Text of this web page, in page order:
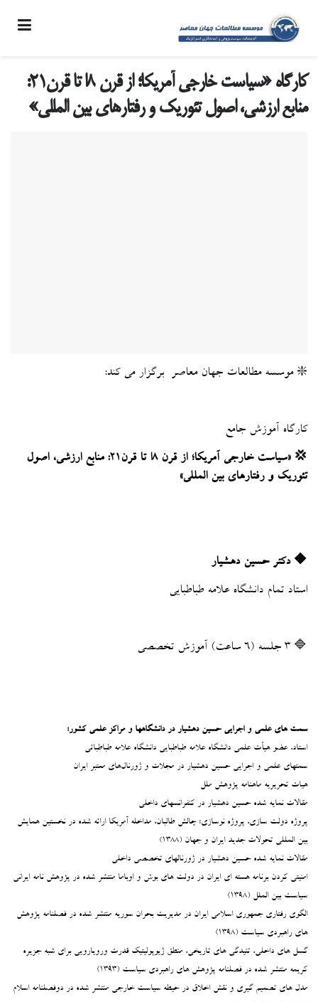
کارگاه «سیاست خارجی آمریکا؛ از قرن ۸ا تا قرن۲۱:
منابع ارزشی، اصول تئوریک و رفتارهای بین المللی»
❇️ موسسه مطالعات جهان معاصر برگزار می کند:
کارگاه آموزش جامع
💢 «سیاست خارجی آمریکا؛ از قرن ۸ا تا قرن۲۱: منابع ارزشی، اصول
تئوریک و رفتارهای بین المللی»
🔶 دکتر حسین دهشیار
استاد تمام دانشگاه علامه طباطبایی
🔷 ۳ جلسه (۶ ساعت) آموزش تخصصی
سمت های علمی و اجرایی حسین دهشیار در دانشگاهها و مراکز علمی کشور:
استاد، عضو هیأت علمی دانشگاه علامه طباطبایی دانشگاه علامه طباطبائی
سمتهای علمی و اجرایی حسین دهشیار در مجلات و ژورنال‌های معتبر ایران
هیات تحریریه ماهنامه پژوهش ملل
مقالات نمایه شده حسین دهشیار در کنفرانسهای داخلی
پروژه دولت سازی، پروژه نوسازی: چالش طالبان، مداخله آمریکا ارائه شده در نخستین همایش
بین المللی تحولات جدید ایران و جهان (۱۳۸۸)
مقالات نمایه شده حسین دهشیار در ژورنالهای تخصصی داخلی
امنیتی کردن برنامه هسته ای ایران در دولت های بوش و اوباما منتشر شده در پژوهش نامه ایرانی
سیاست بین الملل (۱۳۹۸)
الگوی رفتاری جمهوری اسلامی ایران در مدیریت بحران سوریه منتشر شده در فصلنامه پژوهش
های راهبردی سیاست (۱۳۹۸)
گسل های داخلی، تنیدگی های تاریخی، منطق ژیوپولیتیک قدرت ورویارویی برای شبه جزیره
کریمه منتشر شده در فصلنامه پژوهش های راهبردی سیاست (۱۳۹۳)
مدل های تصمیم گیری و نقش اخلاق در حیطه سیاست خارجی منتشر شده در دوفصلنامه اسلام